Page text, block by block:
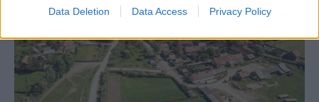
Data Deletion Data Access Privacy Policy